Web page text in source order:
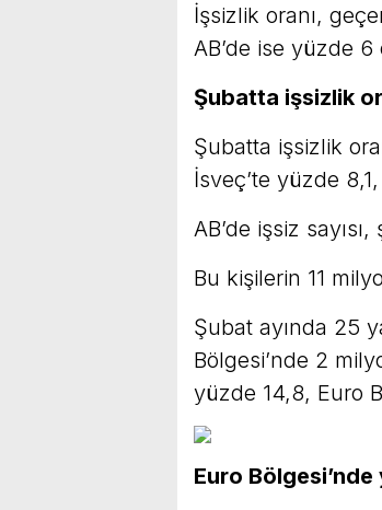
İşsizlik oranı,
AB’de ise yüzde
Şubatta işsizlik
Şubatta işsizlik
İsveç’te yüzde
AB’de işsiz
Bu kişilerin 11
Şubat ayında 25
Bölgesi’nde 2
yüzde 14,8, Euro
Euro